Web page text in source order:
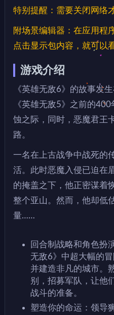
特别提醒：需要关闭网络
附场景编辑器：在应用程
点击显示包内容，就可以
游戏介绍
《英雄无敌6》的故事发
《英雄无敌5》之前的
蚀之际，同时，恶魔君王
路。
一名在上古战争中战死的
活。此时恶魔入侵已迫在
的掩盖之下，他正密谋着
整个亚山。然而，他却低
量……
回合制战略和角色扮
无敌6》中超大幅的
并建造非凡的城市。
别，招募军队，让他
战斗的准备。
塑造你的命运：领导